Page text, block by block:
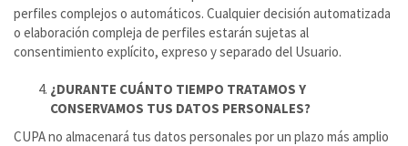
perfiles complejos o automáticos. Cualquier decisión automatizada
o elaboración compleja de perfiles estarán sujetas al
consentimiento explícito, expreso y separado del Usuario.
¿DURANTE CUÁNTO TIEMPO TRATAMOS Y
CONSERVAMOS TUS DATOS PERSONALES?
CUPA no almacenará tus datos personales por un plazo más amplio